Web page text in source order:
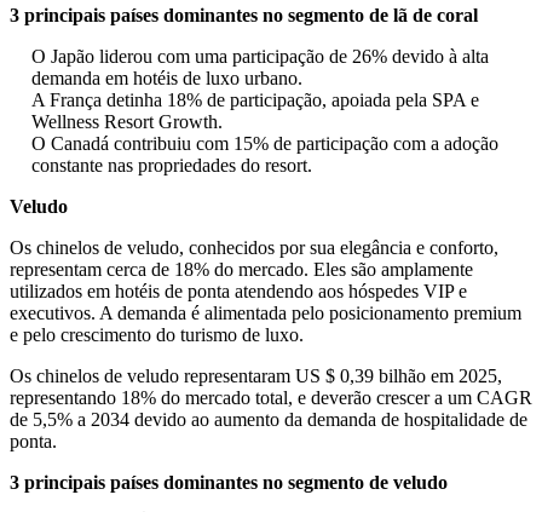
3 principais países dominantes no segmento de lã de coral
O Japão liderou com uma participação de 26% devido à alta
demanda em hotéis de luxo urbano.
A França detinha 18% de participação, apoiada pela SPA e
Wellness Resort Growth.
O Canadá contribuiu com 15% de participação com a adoção
constante nas propriedades do resort.
Veludo
Os chinelos de veludo, conhecidos por sua elegância e conforto,
representam cerca de 18% do mercado. Eles são amplamente
utilizados em hotéis de ponta atendendo aos hóspedes VIP e
executivos. A demanda é alimentada pelo posicionamento premium
e pelo crescimento do turismo de luxo.
Os chinelos de veludo representaram US $ 0,39 bilhão em 2025,
representando 18% do mercado total, e deverão crescer a um CAGR
de 5,5% a 2034 devido ao aumento da demanda de hospitalidade de
ponta.
3 principais países dominantes no segmento de veludo